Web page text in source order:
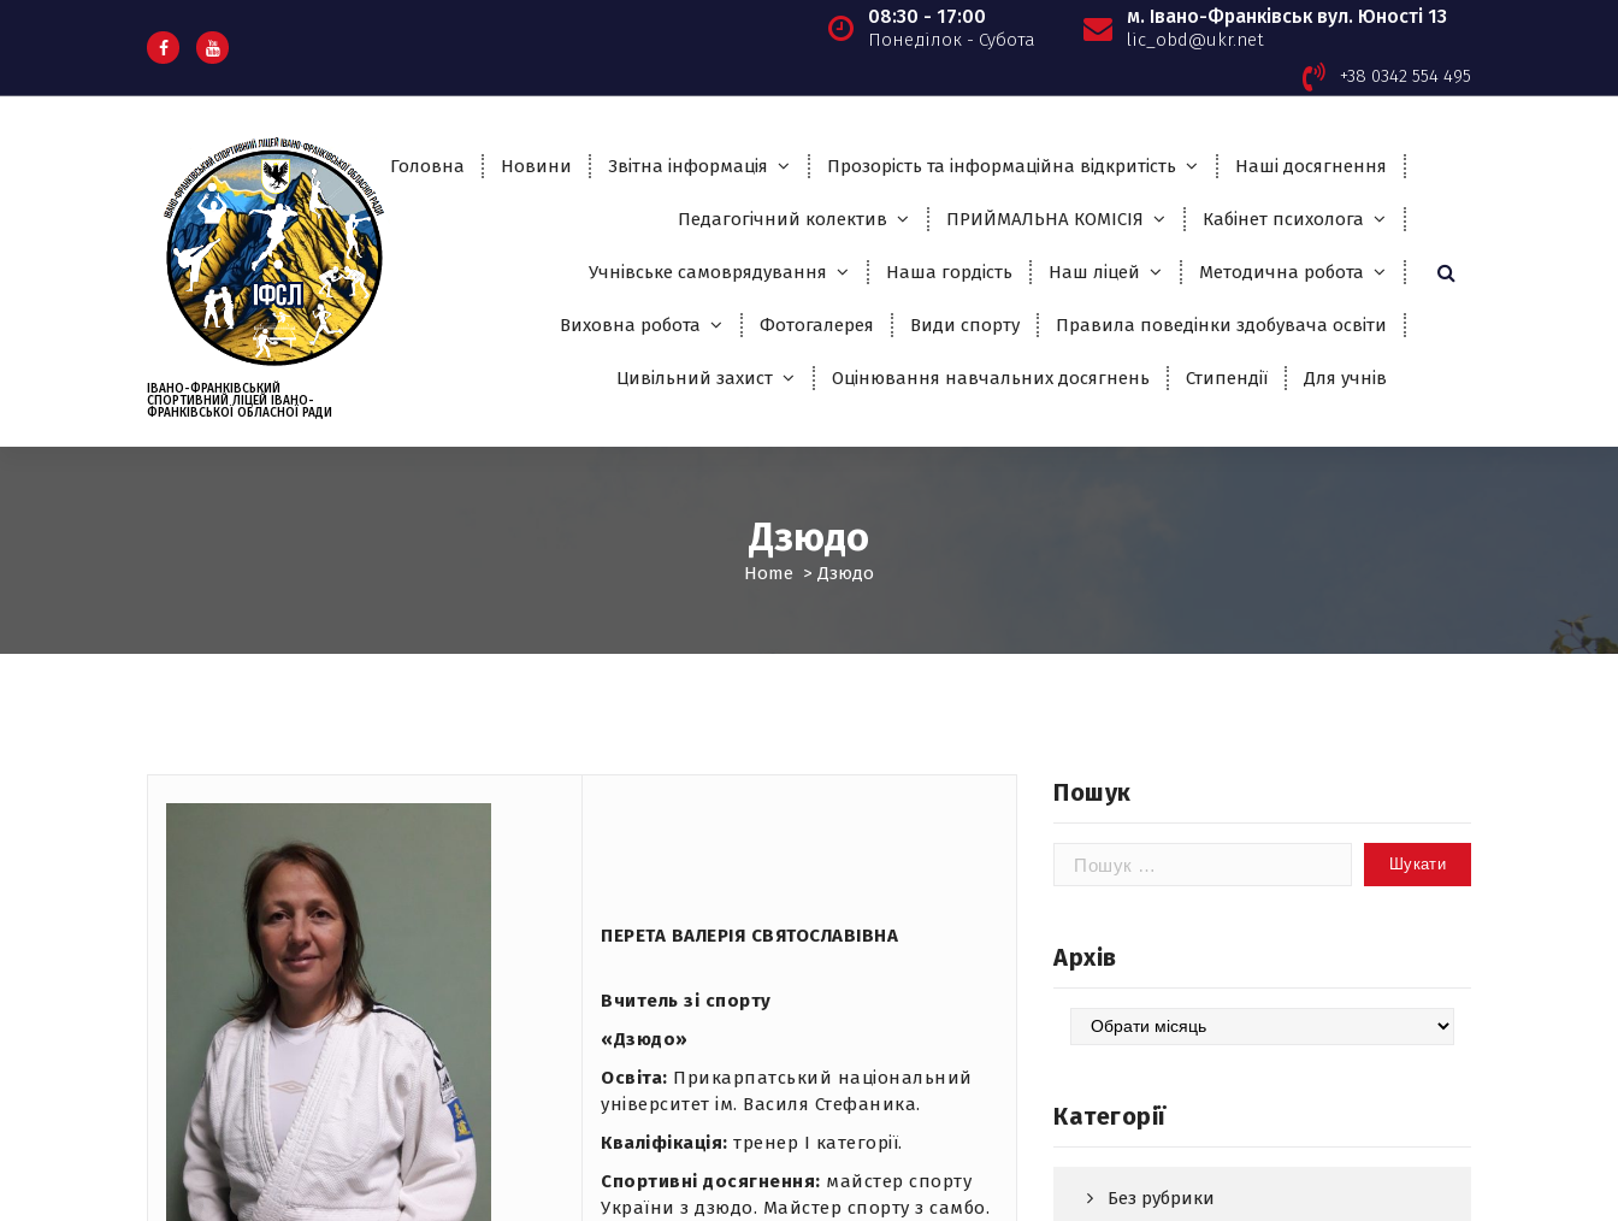
p
08:30 - 17:00
Понеділок - Субота
м. Івано-Франківськ вул. Юності 13
lic_obd@ukr.net
+38 0342 554 495
ІВАНО-ФРАНКІВСЬКИЙ
СПОРТИВНИЙ ЛІЦЕЙ ІВАНО-
ФРАНКІВСЬКОЇ ОБЛАСНОЇ РАДИ
Головна Новини Звітна інформація Прозорість та інформаційна відкритість Наші досягнення
Педагогічний колектив ПРИЙМАЛЬНА КОМІСІЯ Кабінет психолога
Учнівське самоврядування Наша гордість Наш ліцей Методична робота
Виховна робота Фотогалерея Види спорту Правила поведінки здобувача освіти
Цивільний захист Оцінювання навчальних досягнень Стипендії Для учнів
Дзюдо
Home > Дзюдо
ПЕРЕТА ВАЛЕРІЯ СВЯТОСЛАВІВНА
Вчитель зі спорту
«Дзюдо»
Освіта: Прикарпатський національний
університет ім. Василя Стефаника.
Кваліфікація: тренер І категорії.
Спортивні досягнення: майстер спорту
України з дзюдо. Майстер спорту з самбо.
Пошук
Пошук:
Архів
Архів
Категорії
Без рубрики